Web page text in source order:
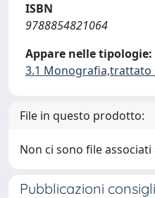
ISBN
9788854821064
Appare nelle tipologie:
3.1 Monografia,trattato
File in questo prodotto:
Non ci sono file
Pubblicazioni